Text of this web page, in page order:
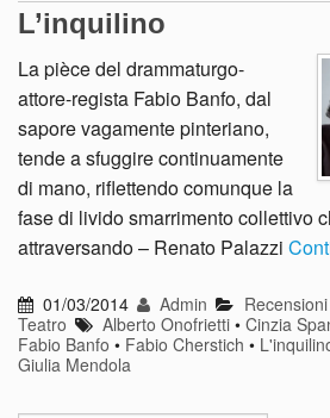
L’inquilino
La pièce del drammaturgo-
attore-regista Fabio Banfo, dal
sapore vagamente pinteriano,
tende a sfuggire continuamente
di mano, riflettendo comunque la
fase di livido smarrimento collettivo
attraversando – Renato Palazzi
01/03/2014 Admin Recensioni
Teatro
Alberto Onofrietti •Cinzia
Fabio Banfo • Fabio Cherstich •
Giulia Mendola